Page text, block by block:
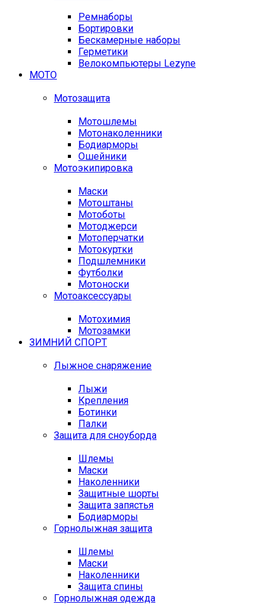
Ремнаборы
Бортировки
Бескамерные наборы
Герметики
Велокомпьютеры Lezyne
МОТО
Мотозащита
Мотошлемы
Мотонаколенники
Бодиарморы
Ошейники
Мотоэкипировка
Маски
Мотоштаны
Мотоботы
Мотоджерси
Мотоперчатки
Мотокуртки
Подшлемники
Футболки
Мотоноски
Мотоаксессуары
Мотохимия
Мотозамки
ЗИМНИЙ СПОРТ
Лыжное снаряжение
Лыжи
Крепления
Ботинки
Палки
Защита для сноуборда
Шлемы
Маски
Наколенники
Защитные шорты
Защита запястья
Бодиарморы
Горнолыжная защита
Шлемы
Маски
Наколенники
Защита спины
Горнолыжная одежда